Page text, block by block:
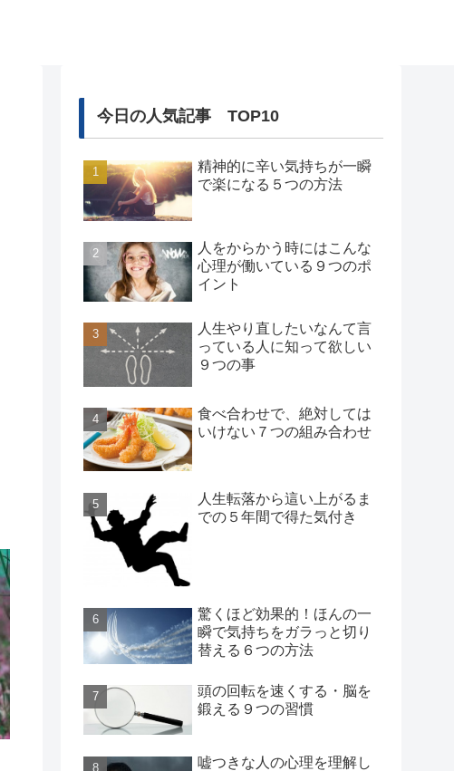
今日の人気記事 TOP10
精神的に辛い気持ちが一瞬
で楽になる５つの方法
人をからかう時にはこんな
心理が働いている９つのポ
イント
人生やり直したいなんて言
っている人に知って欲しい
９つの事
食べ合わせで、絶対しては
いけない７つの組み合わせ
人生転落から這い上がるま
での５年間で得た気付き
驚くほど効果的！ほんの一
瞬で気持ちをガラっと切り
替える６つの方法
頭の回転を速くする・脳を
鍛える９つの習慣
嘘つきな人の心理を理解し